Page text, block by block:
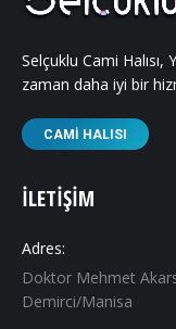
Selçuklu Cami Halısı,
zaman daha iyi bir
CAMI HALISI
İLETIŞIM
Adres:
Doktor Mehmet
Demirci/Manisa